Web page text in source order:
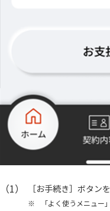
（1） ［お手続き］ボタン
※
「よく使うメニュ